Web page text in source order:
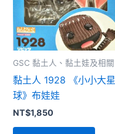
GSC 黏土人、黏土娃及相關
黏土人 1928 《小小大星
球》布娃娃
NT$1,850